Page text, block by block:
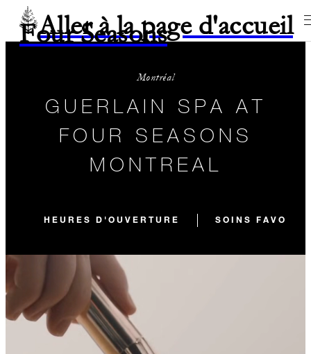
Aller à la page d'accueil
Four Seasons
Montréal
GUERLAIN SPA AT
FOUR SEASONS
MONTREAL
HEURES D'OUVERTURE SOINS FAVORIS